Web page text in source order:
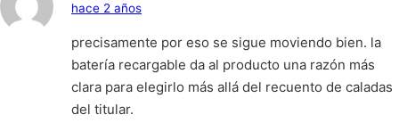
hace 2 años
precisamente por eso se sigue moviendo bien. la
batería recargable da al producto una razón más
clara para elegirlo más allá del recuento de caladas
del titular.